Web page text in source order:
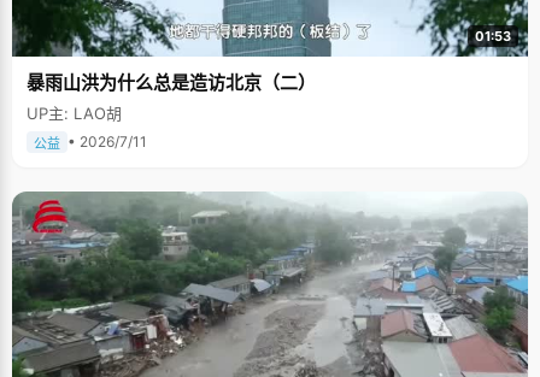
01:53
暴雨山洪为什么总是造访北京（二）
UP主: LAO胡
公益 • 2026/7/11